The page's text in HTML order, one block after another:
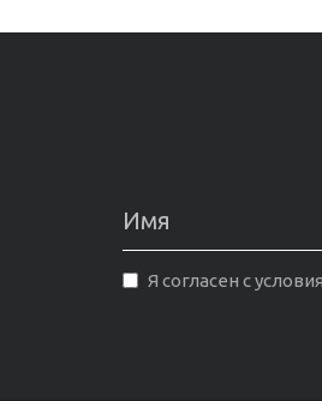
Я согласен с